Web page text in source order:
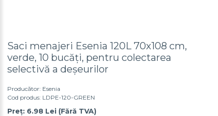
Saci menajeri Esenia 120L 70x108 cm,
verde, 10 bucăți, pentru colectarea
selectivă a deșeurilor
Producător: Esenia
Cod produs: LDPE-120-GREEN
Preț: 6.98 Lei (Fără TVA)